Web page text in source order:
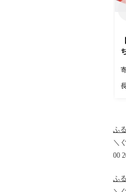
ふ
＼
00
ふ